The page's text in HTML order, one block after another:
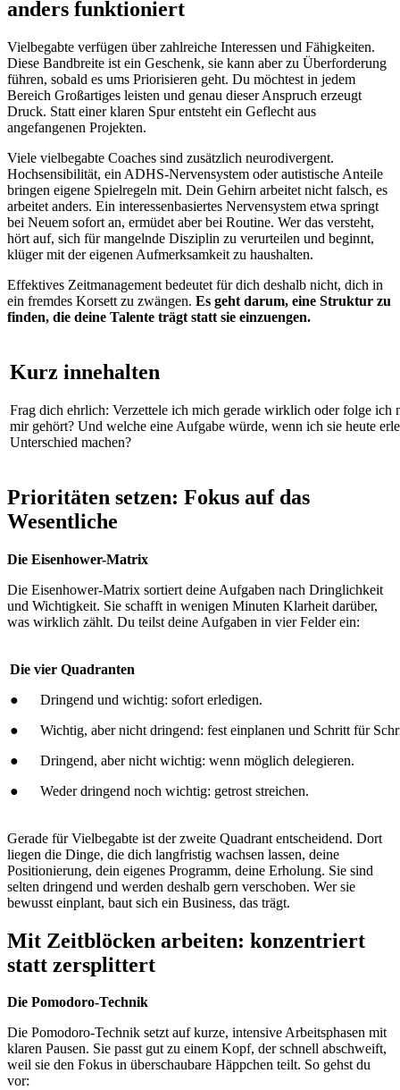
anders funktioniert
Vielbegabte verfügen über zahlreiche Interessen und Fähigkeiten.
Diese Bandbreite ist ein Geschenk, sie kann aber zu Überforderung
führen, sobald es ums Priorisieren geht. Du möchtest in jedem
Bereich Großartiges leisten und genau dieser Anspruch erzeugt
Druck. Statt einer klaren Spur entsteht ein Geflecht aus
angefangenen Projekten.
Viele vielbegabte Coaches sind zusätzlich neurodivergent.
Hochsensibilität, ein ADHS-Nervensystem oder autistische Anteile
bringen eigene Spielregeln mit. Dein Gehirn arbeitet nicht falsch, es
arbeitet anders. Ein interessenbasiertes Nervensystem etwa springt
bei Neuem sofort an, ermüdet aber bei Routine. Wer das versteht,
hört auf, sich für mangelnde Disziplin zu verurteilen und beginnt,
klüger mit der eigenen Aufmerksamkeit zu haushalten.
Effektives Zeitmanagement bedeutet für dich deshalb nicht, dich in
ein fremdes Korsett zu zwängen. Es geht darum, eine Struktur zu
finden, die deine Talente trägt statt sie einzuengen.
Kurz innehalten
Frag dich ehrlich: Verzettele ich mich gerade wirklich oder folge ich
mir gehört? Und welche eine Aufgabe würde, wenn ich sie heute
Unterschied machen?
Prioritäten setzen: Fokus auf das
Wesentliche
Die Eisenhower-Matrix
Die Eisenhower-Matrix sortiert deine Aufgaben nach Dringlichkeit
und Wichtigkeit. Sie schafft in wenigen Minuten Klarheit darüber,
was wirklich zählt. Du teilst deine Aufgaben in vier Felder ein:
Die vier Quadranten
● Dringend und wichtig: sofort erledigen.
● Wichtig, aber nicht dringend: fest einplanen und Schritt für
● Dringend, aber nicht wichtig: wenn möglich delegieren.
● Weder dringend noch wichtig: getrost streichen.
Gerade für Vielbegabte ist der zweite Quadrant entscheidend. Dort
liegen die Dinge, die dich langfristig wachsen lassen, deine
Positionierung, dein eigenes Programm, deine Erholung. Sie sind
selten dringend und werden deshalb gern verschoben. Wer sie
bewusst einplant, baut sich ein Business, das trägt.
Mit Zeitblöcken arbeiten: konzentriert
statt zersplittert
Die Pomodoro-Technik
Die Pomodoro-Technik setzt auf kurze, intensive Arbeitsphasen mit
klaren Pausen. Sie passt gut zu einem Kopf, der schnell abschweift,
weil sie den Fokus in überschaubare Häppchen teilt. So gehst du
vor: